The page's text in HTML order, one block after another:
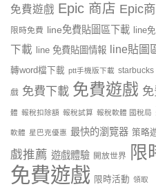
免費遊戲 Epic 商店 Epic
限時免費 line免費貼圖區下載 line
下載
line 免費貼圖情報 line貼圖
轉word檔下載 ptt手機版下載 starbucks
戲 免費下載 免費遊戲
體 報稅扣除額 報稅試算 報稅軟體 國稅局
軟體 星巴克優惠 最快的瀏覽器 策略
戲推薦 遊戲體驗 開放世界 限
免費遊戲 限時活動 領取